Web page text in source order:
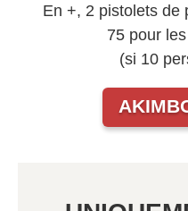
En +, 2 pistolets de
75 pour
(si 10